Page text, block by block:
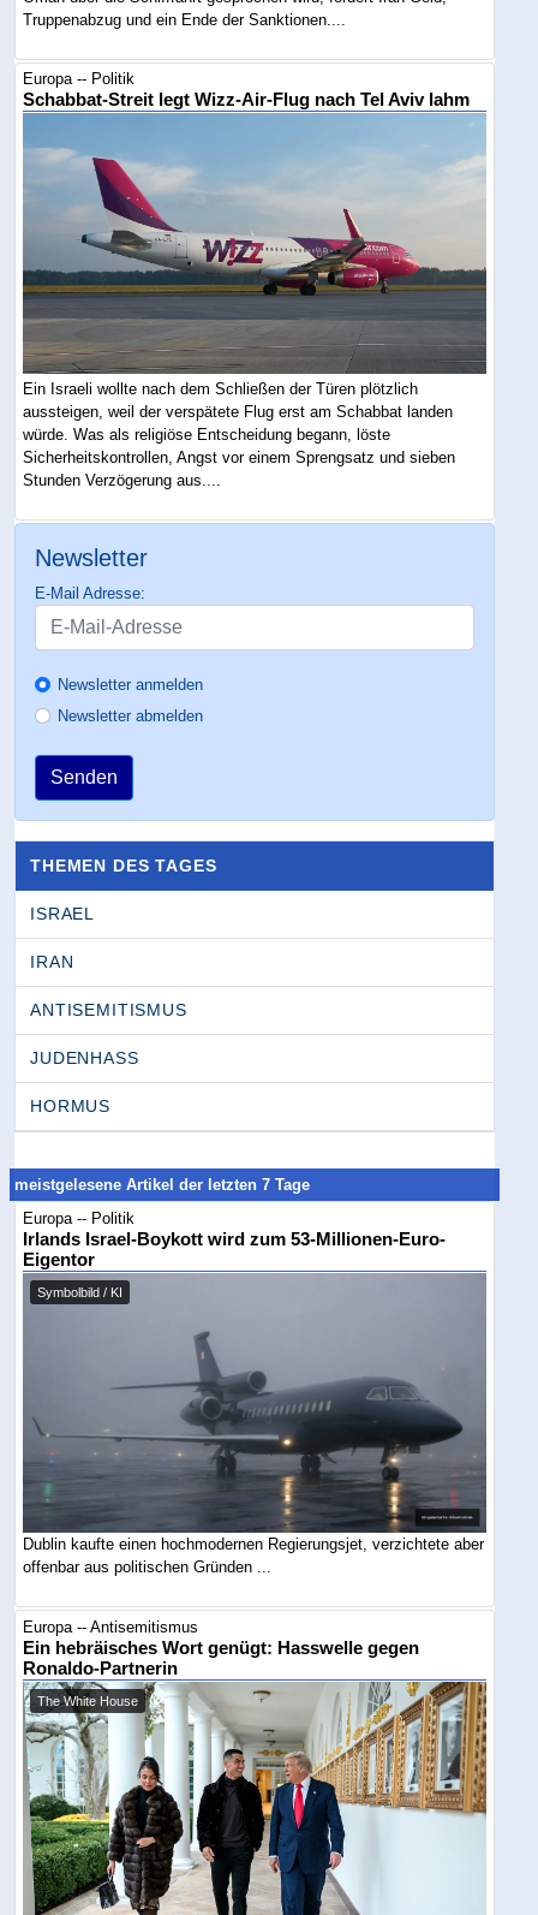
Truppenabzug und ein Ende der Sanktionen....
Europa -- Politik
Schabbat-Streit legt Wizz-Air-Flug nach Tel Aviv lahm
Ein Israeli wollte nach dem Schließen der Türen plötzlich
aussteigen, weil der verspätete Flug erst am Schabbat landen
würde. Was als religiöse Entscheidung begann, löste
Sicherheitskontrollen, Angst vor einem Sprengsatz und sieben
Stunden Verzögerung aus....
Newsletter
E-Mail Adresse:
Newsletter anmelden
Newsletter abmelden
Senden
THEMEN DES TAGES
ISRAEL
IRAN
ANTISEMITISMUS
JUDENHASS
HORMUS
meistgelesene Artikel der letzten 7 Tage
Europa -- Politik
Irlands Israel-Boykott wird zum 53-Millionen-Euro-
Eigentor
Symbolbild / KI
Dublin kaufte einen hochmodernen Regierungsjet, verzichtete aber
offenbar aus politischen Gründen ...
Europa -- Antisemitismus
Ein hebräisches Wort genügt: Hasswelle gegen
Ronaldo-Partnerin
The White House